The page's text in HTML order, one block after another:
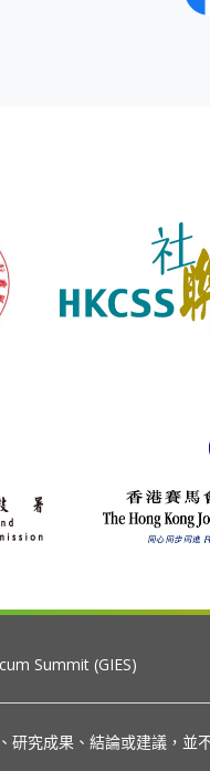
Summit (GIES)
究成果、結論或建議，